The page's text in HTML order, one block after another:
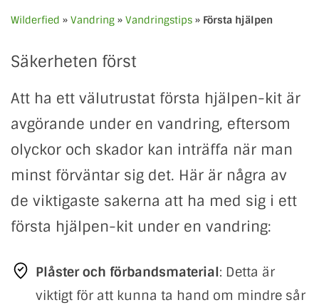
Wilderfied » Vandring » Vandringstips » Första hjälpen
Säkerheten först
Att ha ett välutrustat första hjälpen-kit är
avgörande under en vandring, eftersom
olyckor och skador kan inträffa när man
minst förväntar sig det. Här är några av
de viktigaste sakerna att ha med sig i ett
första hjälpen-kit under en vandring:
Plåster och förbandsmaterial: Detta är
viktigt för att kunna ta hand om mindre sår